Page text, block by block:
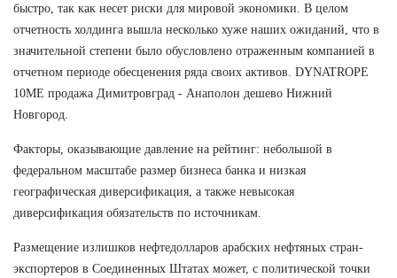
быстро, так как несет риски для мировой экономики. В целом
отчетность холдинга вышла несколько хуже наших ожиданий, что в
значительной степени было обусловлено отраженным компанией в
отчетном периоде обесценения ряда своих активов. DYNATROPE
10ME продажа Димитровград - Анаполон дешево Нижний
Новгород.
Факторы, оказывающие давление на рейтинг: небольшой в
федеральном масштабе размер бизнеса банка и низкая
географическая диверсификация, а также невысокая
диверсификация обязательств по источникам.
Размещение излишков нефтедолларов арабских нефтяных стран-
экспортеров в Соединенных Штатах может, с политической точки